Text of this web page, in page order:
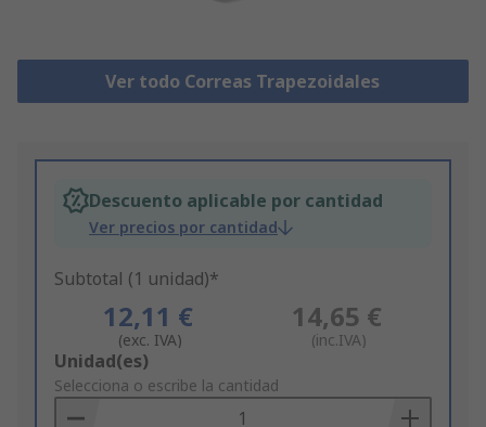
Ver todo Correas Trapezoidales
Descuento aplicable por cantidad
Ver precios por cantidad
Subtotal (1 unidad)*
12,11 €
(exc. IVA)
14,65 €
(inc.IVA)
Add
to
Basket
Unidad(es)
Selecciona o escribe la cantidad